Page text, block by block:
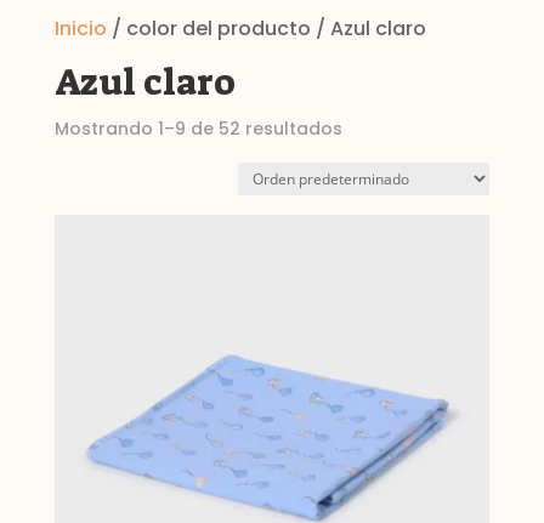
Inicio / color del producto / Azul claro
Azul claro
Mostrando 1–9 de 52 resultados